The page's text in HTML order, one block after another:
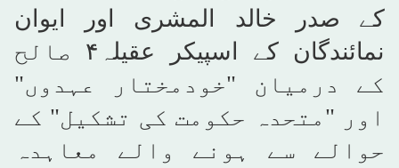
کے صدر خالد المشری اور ایوان
نمائندگان کے اسپیکر عقیلہ ۴ صالح
کے درمیان "خودمختار عہدوں"
اور "متحدہ حکومت کی تشکیل" کے
حوالے سے ہونے والے معاہدہ